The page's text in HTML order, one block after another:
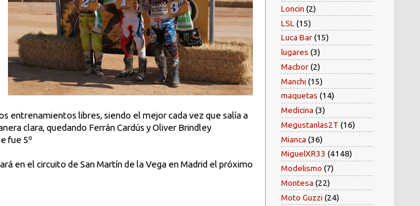
entrenamientos libres, siendo el mejor cada vez que salía a
clara, quedando Ferrán Cardús y Oliver Brindley
fue 5º
en el circuito de San Martín de la Vega en Madrid el próximo
Loncin (2)
LSL (15)
Luca Bar(15)
lugares (3)
Macbor(2)
Manchi (15)
maquetas (14)
Medicina (3)
Megustanlas2T (16)
Mianca (36)
MiguelXR33 (4148)
Modelismo (7)
Montesa (22)
Moto Guzzi (24)